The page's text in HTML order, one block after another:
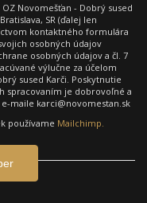
Novomešťan - Dobrý sused
SR (ďalej len
kontaktného formulára
osobných údajov
osobných údajov a čl. 7
výlučne za účelom
sused Karči. Poskytnutie
spracovaním je dobrovoľné a
maile karci@novomestan.sk
používame Mailchimp.